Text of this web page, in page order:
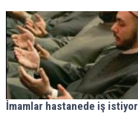
İmamlar hastanede iş istiyor